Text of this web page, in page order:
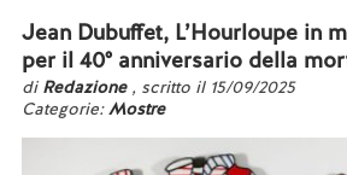
Jean Dubuffet, L’Hourloupe in
per il 40° anniversario della
di Redazione , scritto il 15/09/2025
Categorie:Mostre